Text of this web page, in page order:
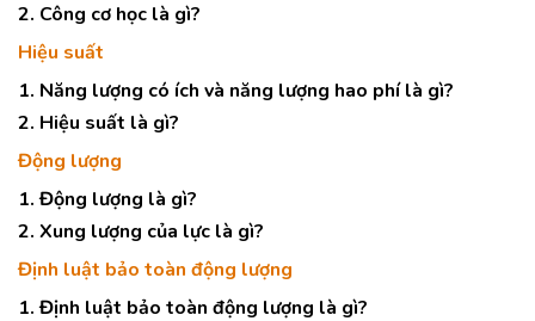
2. Công cơ học là gì?
Hiệu suất
1. Năng lượng có ích và năng lượng hao phí là gì?
2. Hiệu suất là gì?
Động lượng
1. Động lượng là gì?
2. Xung lượng của lực là gì?
Định luật bảo toàn động lượng
1. Định luật bảo toàn động lượng là gì?